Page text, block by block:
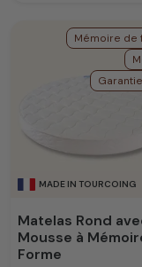
MADE IN TOURCOING
Mémoire de
Matelas Rond
Mousse à
Forme